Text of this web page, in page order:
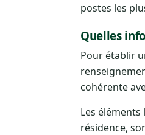
postes les
Quelles
Pour établir
cohérente
Les
résidence,